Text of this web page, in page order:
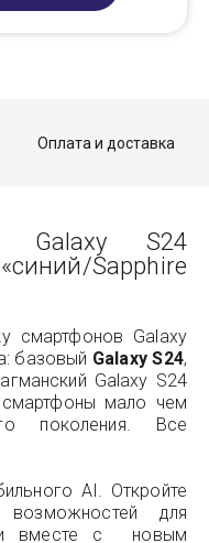
Оплата и доставка
Galaxy S24
Sapphire
смартфонов Galaxy
базовый Galaxy S24,
Galaxy S24
смартфоны мало чем
поколения. Все
AI. Откройте
для
вместе с новым